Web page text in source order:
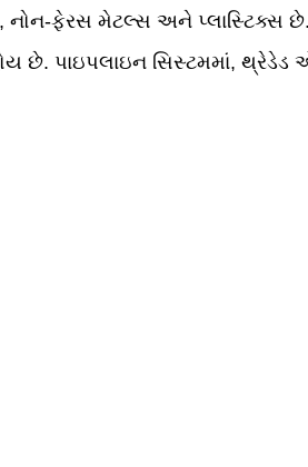
નોન-ફેરસ મેટલ્સ અને પ્લાસ્ટિક્સ છે.
છે. પાઇપલાઇન સિસ્ટમમાં,